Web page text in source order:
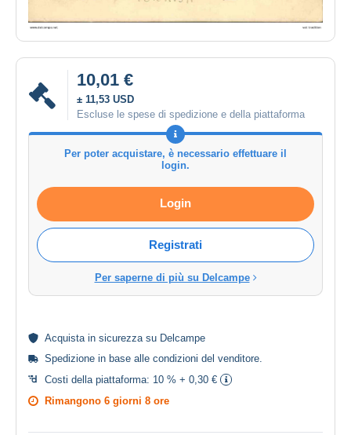
10,01 €
± 11,53 USD
Escluse le spese di spedizione e della piattaforma
Per poter acquistare, è necessario effettuare il
login.
Login
Registrati
Per saperne di più su Delcampe
Acquista in sicurezzasu Delcampe
Spedizione in base alle condizioni del venditore.
Costi della piattaforma: 10 % + 0,30 €
Rimangono 6 giorni 8 ore